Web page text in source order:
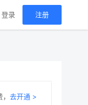
登录 注册
，去开通 >